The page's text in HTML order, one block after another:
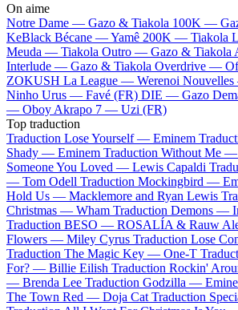
On aime
Notre Dame — Gazo & Tiakola 100K —
KeBlack Bécane —Yamê 200K — Tiakola
Meuda — Tiakola Outro — Gazo & Tiakola
Interlude — Gazo & Tiakola Overdrive —
ZOKUSH La League — Werenoi
Ninho Urus — Favé (FR) DIE — Gazo
— Oboy Akrapo 7 — Uzi (FR)
Top traduction
Traduction Lose Yourself — Eminem
Shady — Eminem Traduction Without Me —
Someone You Loved — Lewis Capaldi
— Tom Odell Traduction Mockingbird —
Hold Us — Macklemore and Ryan Lewis
Christmas — Wham Traduction Demons —
Traduction BESO — ROSALÍA & Rauw
Flowers — Miley Cyrus Traduction Lose
Traduction The Magic Key — One-T
For? — Billie Eilish Traduction Rockin'
— Brenda Lee Traduction Godzilla —
The Town Red — Doja Cat Traduction